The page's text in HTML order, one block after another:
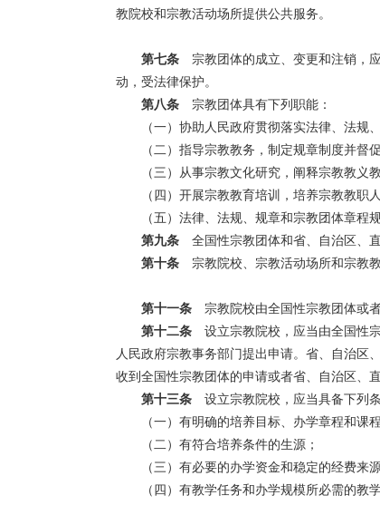
教院校和宗教活动场所提供公共服务。
第七条宗教团体的成立、变更和注销，应
动，受法律保护。
第八条宗教团体具有下列职能：
（一）协助人民政府贯彻落实法律、法规
（二）指导宗教教务，制定规章制度并督
（三）从事宗教文化研究，阐释宗教教义
（四）开展宗教教育培训，培养宗教教职
（五）法律、法规、规章和宗教团体章程
第九条全国性宗教团体和省、自治区、直
第十条宗教院校、宗教活动场所和宗教教
第十一条宗教院校由全国性宗教团体或者
第十二条设立宗教院校，应当由全国性宗
人民政府宗教事务部门提出申请。省、自治区
收到全国性宗教团体的申请或者省、自治区、
第十三条设立宗教院校，应当具备下列条
（一）有明确的培养目标、办学章程和课
（二）有符合培养条件的生源；
（三）有必要的办学资金和稳定的经费来源
（四）有教学任务和办学规模所必需的教